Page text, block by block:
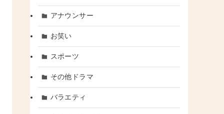
アナウンサー
お笑い
スポーツ
その他ドラマ
バラエティ